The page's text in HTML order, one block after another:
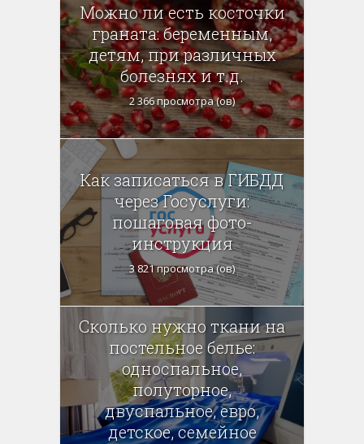
Можно ли есть косточки
граната: беременным,
детям, при различных
болезнях и т.д.
2 366 просмотра (ов)
Как записаться в ГИБДД
через Госуслуги:
пошаговая фото-
инструкция
3 821 просмотра (ов)
Сколько нужно ткани на
постельное белье:
односпальное,
полуторное,
двуспальное, евро,
детское, семейное